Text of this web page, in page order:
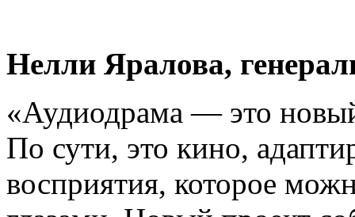
Нелли Яралова,
«Аудиодрама — это
По сути, это кино,
восприятия, которое